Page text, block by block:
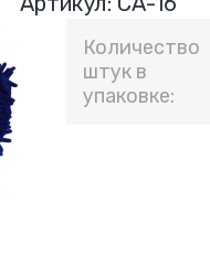
Количество
штук в
упаковке: